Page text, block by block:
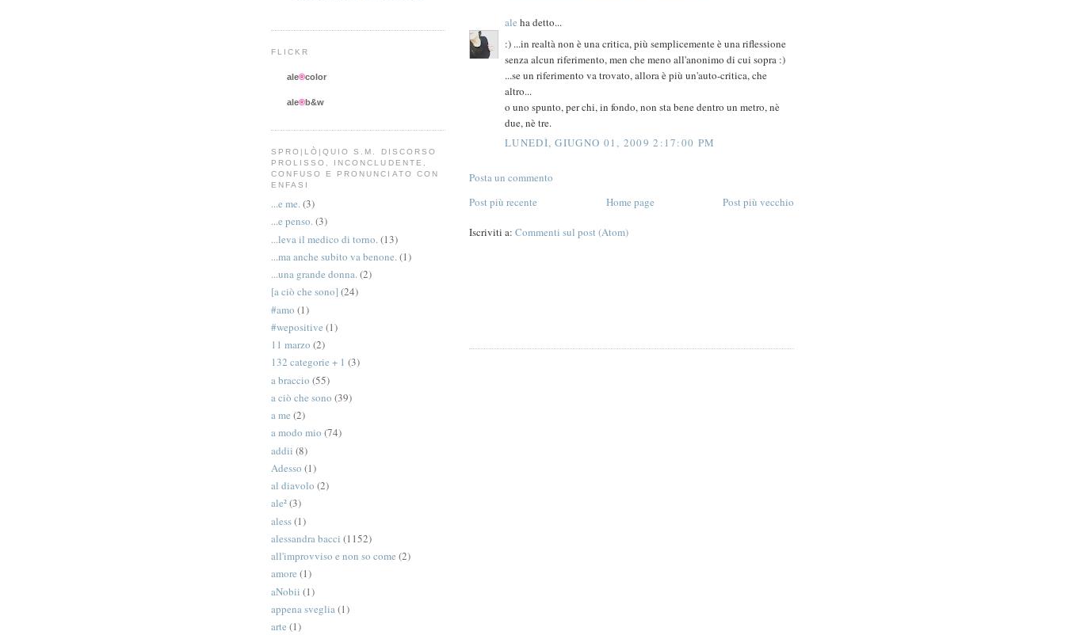
ale ha detto...
:) ...in realtà non è una critica, più semplicemente è una riflessione
senza alcun riferimento, men che meno all'anonimo di cui sopra :)
...se un riferimento va trovato, allora è più un'auto-critica, che
altro...
o uno spunto, per chi, in fondo, non sta bene dentro un metro, nè
due, nè tre.
LUNEDÌ, GIUGNO 01, 2009 2:17:00 PM
Posta un commento
Post più recente
Post più vecchio
Home page
Iscriviti a: Commenti sul post (Atom)
FLICKR
ale®color
ale®b&w
SPRO|LÒ|QUIO S.M. DISCORSO
PROLISSO, INCONCLUDENTE,
CONFUSO E PRONUNCIATO CON
ENFASI
...e me.(3)
...e penso.(3)
...leva il medico di torno.(13)
...ma anche subito va benone.(1)
...una grande donna.(2)
[a ciò che sono] (24)
#amo (1)
#wepositive (1)
11 marzo (2)
132 categorie + 1 (3)
a braccio (55)
a ciò che sono (39)
a me (2)
a modo mio (74)
addii (8)
Adesso (1)
al diavolo (2)
ale²(3)
aless(1)
alessandra bacci (1152)
all'improvviso e non so come (2)
amore (1)
aNobii (1)
appena sveglia(1)
arte (1)